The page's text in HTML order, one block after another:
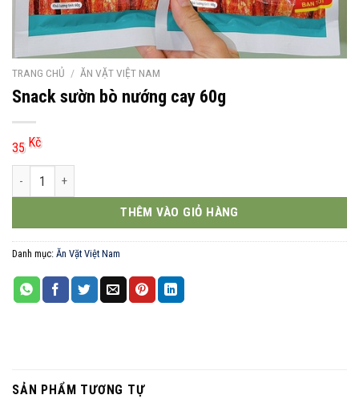
TRANG CHỦ / ĂN VẶT VIỆT NAM
Snack sườn bò nướng cay 60g
35 Kč
Snack sườn bò nướng cay 60g số lượng
THÊM VÀO GIỎ HÀNG
Danh mục: Ăn Vặt Việt Nam
SẢN PHẨM TƯƠNG TỰ